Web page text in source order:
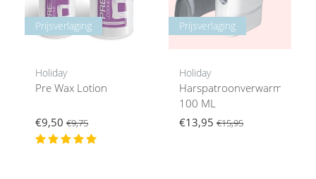
Prijsverlaging
Holiday
Pre Wax Lotion
€9,50 €9,75
Prijsverlaging
Holiday
Harspatroonverwarmer
100 ML
€13,95 €15,95